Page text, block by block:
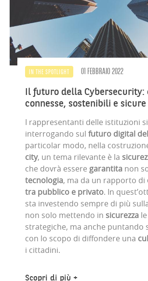
IN THE SPOTLIGHT 01 FEBBRAIO 2022
Il futuro della Cybersecurity:
connesse, sostenibili e sicure
I rappresentanti delle istituzioni
interrogando sul futuro digital
particolar modo, nella
city, un tema rilevante è la
che dovrà essere garantita non
tecnologia, ma da un rapporto di
tra pubblico e privato. In
sta investendo sempre di più
non solo mettendo in sicurezza
strategiche, ma anche puntando
con lo scopo di diffondere una
i cittadini.
Scopri di più